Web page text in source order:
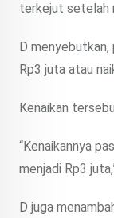
terkejut setelah
D
Rp3 juta atau
Kenaikan
“Kenaikannya
menjadi Rp3
D juga